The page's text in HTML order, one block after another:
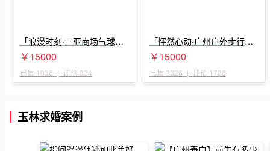
「浪漫时刻·三亚商场气球雨
惊喜求婚」
￥15000
已售 1036 | 评价 834
「怦然心动·广州户外步行街
求婚」
￥15000
已售 3326 | 评价 1788
玉林求婚案例